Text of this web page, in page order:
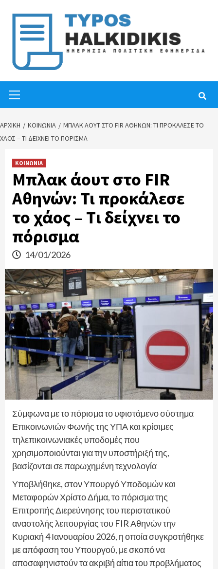
content
Menu
ΑΡΧΙΚΉ ΚΟΙΝΩΝΙΑ
ΜΠΛΑΚ ΆΟΥΤ ΣΤΟ FIR ΑΘΗΝΏΝ: ΤΙ ΠΡΟΚΆΛΕΣΕ ΤΟ
ΧΆΟΣ – TΙ ΔΕΊΧΝΕΙ ΤΟ ΠΌΡΙΣΜΑ
ΚΟΙΝΩΝΙΑ
Μπλακ άουτ στο FIR
Αθηνών: Τι προκάλεσε
το χάος – Tι δείχνει το
πόρισμα
14/01/2026
Σύμφωνα με το πόρισμα το υφιστάμενο σύστημα
Επικοινωνιών Φωνής της ΥΠΑ και κρίσιμες
τηλεπικοινωνιακές υποδομές που
χρησιμοποιούνται για την υποστήριξή της,
βασίζονται σε παρωχημένη τεχνολογία
Υποβλήθηκε, στον Υπουργό Υποδομών και
Μεταφορών Χρίστο Δήμα, το πόρισμα της
Επιτροπής Διερεύνησης του περιστατικού
αναστολής λειτουργίας του FIR Αθηνών την
Κυριακή 4 Ιανουαρίου 2026, η οποία συγκροτήθηκε
με απόφαση του Υπουργού, με σκοπό να
αποσαφηνιστούν τα ακριβή αίτια του προβλήματος